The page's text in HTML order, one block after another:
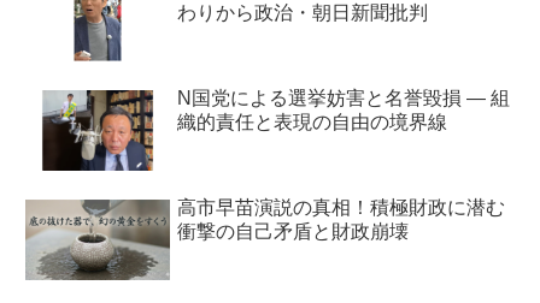
わりから政治・朝日新聞批判
N国党による選挙妨害と名誉毀損 ― 組
織的責任と表現の自由の境界線
高市早苗演説の真相！積極財政に潜む
衝撃の自己矛盾と財政崩壊